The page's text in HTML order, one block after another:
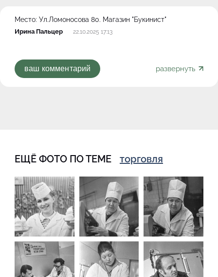
Место: Ул.Ломоносова 80. Магазин "Букинист"
Ирина Пальцер 22.10.2025 17:13
ваш комментарий развернуть
ЕЩЁ ФОТО ПО ТЕМЕ торговля